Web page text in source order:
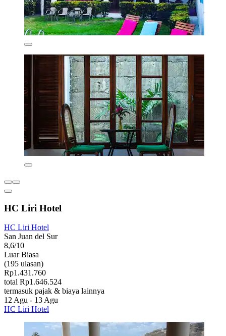
HC Liri Hotel
HC Liri Hotel
San Juan del Sur
8,6/10
Luar Biasa
(195 ulasan)
Rp1.431.760
total Rp1.646.524
termasuk pajak & biaya lainnya
12 Agu - 13 Agu
HC Liri Hotel